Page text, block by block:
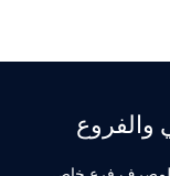
والفروع